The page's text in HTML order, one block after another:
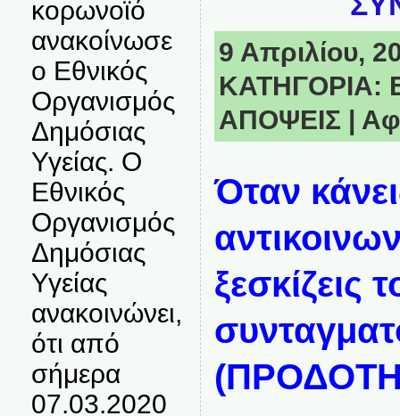
κορωνοϊό
ανακοίνωσε
ο Εθνικός
Οργανισμός
Δημόσιας
Υγείας. Ο
Εθνικός
Οργανισμός
Δημόσιας
Υγείας
ανακοινώνει,
ότι από
σήμερα
07.03.2020
9 Απριλίου,
ΚΑΤΗΓΟΡΙΑ:
ΑΠΟΨΕΙΣ
Όταν
ξεσκίζεις